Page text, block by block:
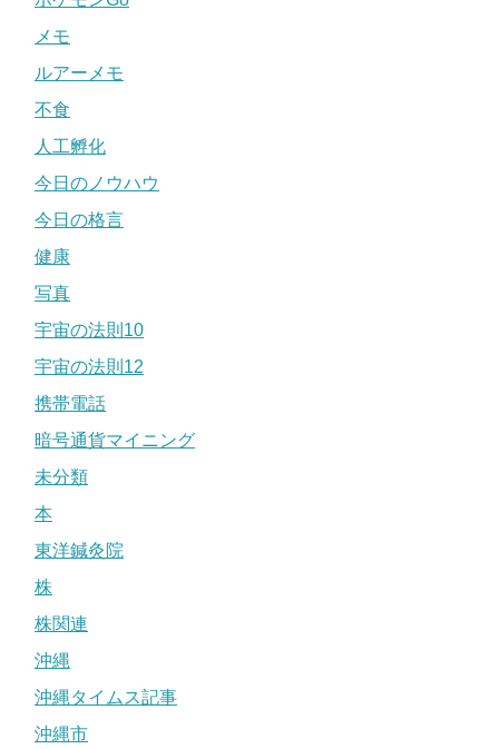
メモ
ルアーメモ
不食
人工孵化
今日のノウハウ
今日の格言
健康
写真
宇宙の法則10
宇宙の法則12
携帯電話
暗号通貨マイニング
未分類
本
東洋鍼灸院
株
株関連
沖縄
沖縄タイムス記事
沖縄市